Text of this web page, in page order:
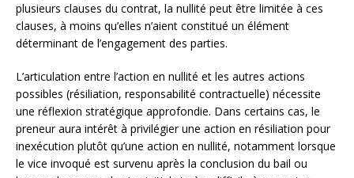
plusieurs clauses du contrat, la nullité peut être limitée à ces
clauses, à moins qu’elles n’aient constitué un élément
déterminant de l’engagement des parties.
L’articulation entre l’action en nullité et les autres actions
possibles (résiliation, responsabilité contractuelle) nécessite
une réflexion stratégique approfondie. Dans certains cas, le
preneur aura intérêt à privilégier une action en résiliation pour
inexécution plutôt qu’une action en nullité, notamment lorsque
le vice invoqué est survenu après la conclusion du bail ou